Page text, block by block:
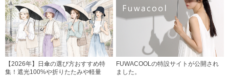
【2026年】日傘の選び方おすすめ特
集！遮光100%や折りたたみや軽量
FUWACOOLの特設サイトが公開され
ました。